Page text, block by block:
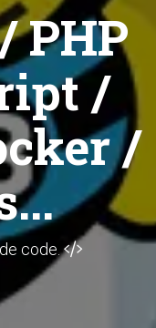
PHP
/
/
code.